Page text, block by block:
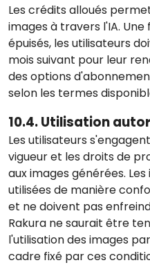
Les crédits alloués
images à travers l'IA.
épuisés, les utilisateurs
mois suivant pour leur
des options
selon les termes
10.4. Utilisation
Les utilisateurs
vigueur et les droits de
aux images générées.
utilisées de manière
et ne doivent pas
Rakura ne saurait être
l'utilisation des images
cadre fixé par ces